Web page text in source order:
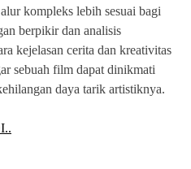
kompleks lebih sesuai bagi
berpikir dan analisis
kejelasan cerita dan kreativitas
sebuah film dapat dinikmati
daya tarik artistiknya.